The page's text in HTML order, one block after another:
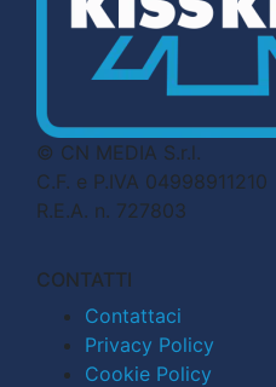
© CN MEDIA S.r.l.
C.F. e P.IVA 04998911210
R.E.A. n. 727803
CONTATTI
Contattaci
Privacy Policy
Cookie Policy